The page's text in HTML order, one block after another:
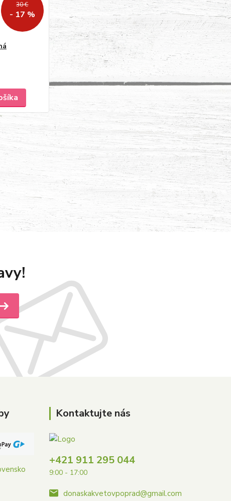
30 €
- 17 %
Kontaktujte nás
+421 911 295 044
9:00 - 17:00
donaskakvetovpoprad@gmail.com